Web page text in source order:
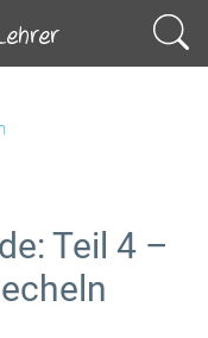
Teil 4 –